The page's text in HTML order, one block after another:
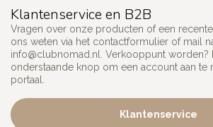
Klantenservice en B2B
Vragen over onze producten of een
ons weten via het contactformulier of mail
info@clubnomad.nl
. Verkooppunt worden?
onderstaande knop om een account aan te
portaal.
Klantenservice